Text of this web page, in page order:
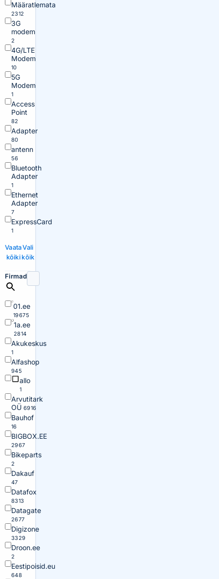
Määratlemata
2312
3G
modem
2
4G/LTE
Modem
10
5G
Modem
1
Access
Point
82
Adapter
80
antenn
56
Bluetooth
Adapter
1
Ethernet
Adapter
7
ExpressCard
1
Vaata
kõiki
Vali
kõik
Firmad
01.ee
19675
1a.ee
2814
Akukeskus
1
Alfashop
945
allo
1
Arvutitark
OÜ 6916
Bauhof
16
BIGBOX.EE
2967
Bikeparts
2
Dakauf
47
Datafox
8313
Datagate
2677
Digizone
3329
Droon.ee
2
Eestipoisid.eu
648